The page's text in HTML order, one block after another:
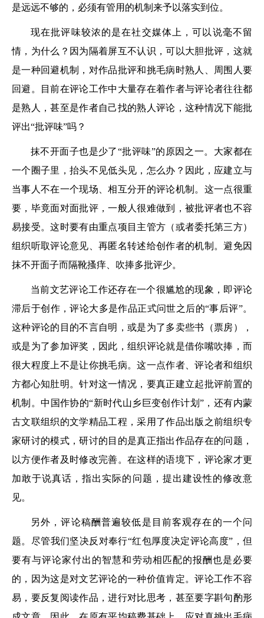
是远远不够的，必须有管用的机制来予以落实到位。
现在批评味较浓的是在社交媒体上，可以说毫不留
情，为什么？因为隔着屏互不认识，可以大胆批评，这就
是一种回避机制，对作品批评和挑毛病时熟人、周围人要
回避。目前在评论工作中大量存在着作者与评论者往往都
是熟人，甚至是作者自己找的熟人评论，这种情况下能批
评出“批评味”吗？
抹不开面子也是少了“批评味”的原因之一。大家都在
一个圈子里，抬头不见低头见，怎么办？因此，应建立与
当事人不在一个现场、相互分开的评论机制。这一点很重
要，毕竟面对面批评，一般人很难做到，被批评者也不容
易接受。这时要有由重点项目主管方（或者委托第三方）
组织听取评论意见、再匿名转述给创作者的机制。避免因
抹不开面子而隔靴搔痒、吹捧多批评少。
当前文艺评论工作还存在一个很尴尬的现象，即评论
滞后于创作，评论大多是作品正式问世之后的“事后评”。
这种评论的目的不言自明，或是为了多卖些书（票房），
或是为了参加评奖，因此，组织评论就是借你嘴吹捧，而
很大程度上不是让你挑毛病。这一点作者、评论者和组织
方都心知肚明。针对这一情况，要真正建立起批评前置的
机制。中国作协的“新时代山乡巨变创作计划”，还有内蒙
古文联组织的文学精品工程，采用了作品出版之前组织专
家研讨的模式，研讨的目的是真正指出作品存在的问题，
以方便作者及时修改完善。在这样的语境下，评论家才更
加敢于说真话，指出实际的问题，提出建设性的修改意
见。
另外，评论稿酬普遍较低是目前客观存在的一个问
题。尽管我们坚决反对奉行“红包厚度决定评论高度”，但
要有与评论家付出的智慧和劳动相匹配的报酬也是必要
的，因为这是对文艺评论的一种价值肯定。评论工作不容
易，要反复阅读作品，进行对比思考，甚至要字斟句酌形